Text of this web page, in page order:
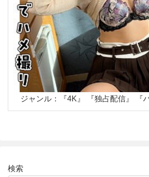
ジャンル：『4K』 『独占配信』 『
検索